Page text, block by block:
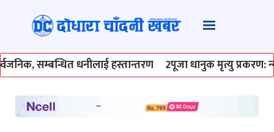
सम्बन्धित धनीलाई हस्तान्तरण 2पूजा धानुक मृत्यु प्रकरण: